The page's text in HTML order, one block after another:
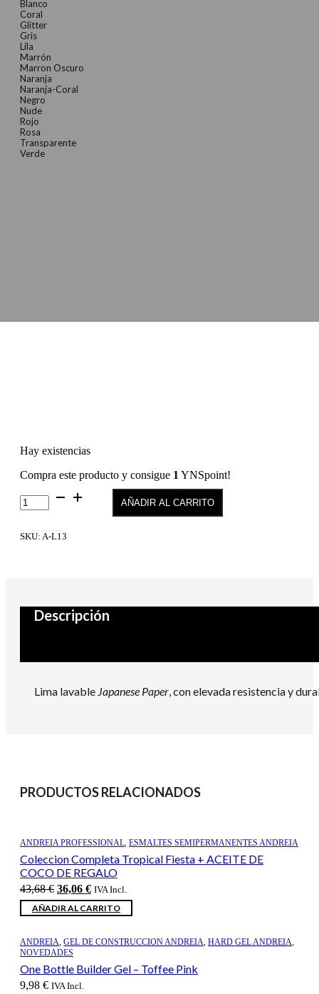
Blanco
Coral
Glitter
Gris
Lila
Marrón
Marron Oscuro
Naranja
Naranja-Coral
Negro
Nude
Rojo
Rosa
Transparente
Verde
Hay existencias
Compra este producto y consigue 1 YNSpoint!
Diamond
Washable
File
AÑADIR AL CARRITO
SKU: A-L13
Descripción
Lima lavable Japanese Paper, con elevada resistencia y
PRODUCTOS RELACIONADOS
ANDREIA PROFESSIONAL, ESMALTES SEMIPERMANENTES ANDREIA
Coleccion Completa Tropical Fiesta + ACEITE DE
COCO DE REGALO
43,68€ El
precio
original
43,68 €.
36,06 €El
precio
actual
36,06 €.
IVA Incl.
AÑADIR AL CARRITO
ANDREIA, GEL DE CONSTRUCCION ANDREIA, HARD GEL ANDREIA,
NOVEDADES
One Bottle Builder Gel – Toffee Pink
9,98 € IVA Incl.